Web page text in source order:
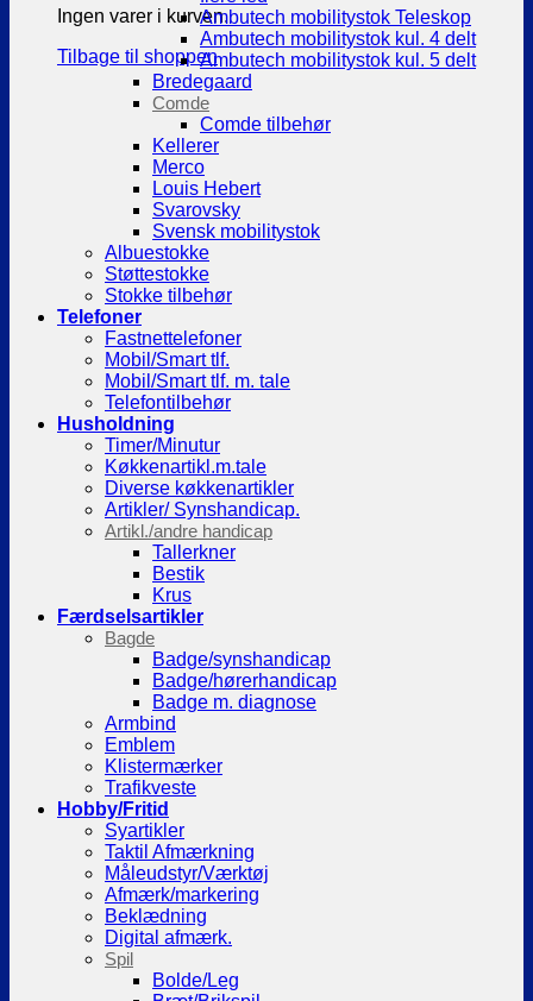
Ingen varer i kurven.
Tilbage til shoppen
Ambutech mobilitystok Teleskop
Ambutech mobilitystok kul. 4 delt
Ambutech mobilitystok kul. 5 delt
Bredegaard
Comde
Comde tilbehør
Kellerer
Merco
Louis Hebert
Svarovsky
Svensk mobilitystok
Albuestokke
Støttestokke
Stokke tilbehør
Telefoner
Fastnettelefoner
Mobil/Smart tlf.
Mobil/Smart tlf. m. tale
Telefontilbehør
Husholdning
Timer/Minutur
Køkkenartikl.m.tale
Diverse køkkenartikler
Artikler/ Synshandicap.
Artikl./andre handicap
Tallerkner
Bestik
Krus
Færdselsartikler
Bagde
Badge/synshandicap
Badge/hørerhandicap
Badge m. diagnose
Armbind
Emblem
Klistermærker
Trafikveste
Hobby/Fritid
Syartikler
Taktil Afmærkning
Måleudstyr/Værktøj
Afmærk/markering
Beklædning
Digital afmærk.
Spil
Bolde/Leg